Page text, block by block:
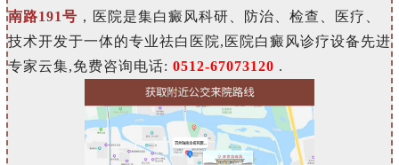
南路191号 ，医院是集白癜风科研、防治、检查、医疗、
技术开发于一体的专业祛白医院,医院白癜风诊疗设备先进
专家云集,免费咨询电话: 0512-67073120 .